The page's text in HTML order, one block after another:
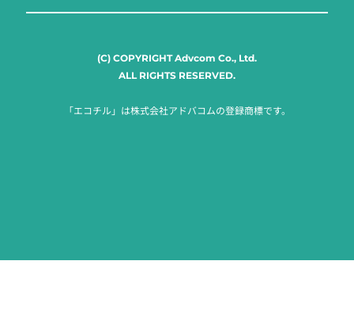
(C) COPYRIGHT Advcom Co., Ltd.
ALL RIGHTS RESERVED.
「エコチル」は株式会社アドバコムの登録商標です。